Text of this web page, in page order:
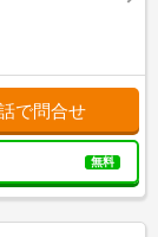
で問合せ
無料